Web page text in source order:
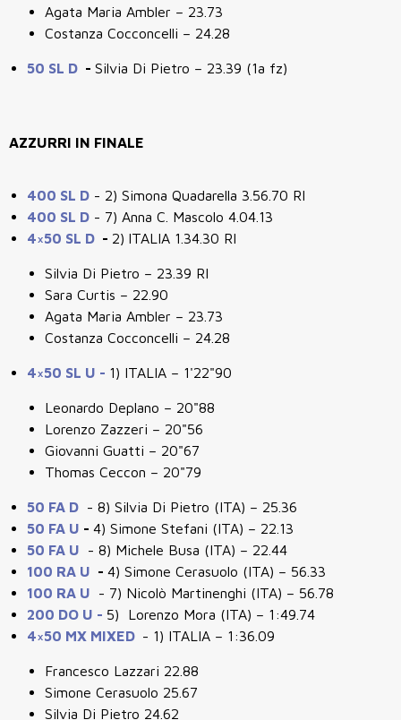
Agata Maria Ambler – 23.73
Costanza Cocconcelli – 24.28
50 SL D - Silvia Di Pietro – 23.39 (1a fz)
AZZURRI IN FINALE
400 SL D - 2) Simona Quadarella 3.56.70 RI
400 SL D - 7) Anna C. Mascolo 4.04.13
4×50 SL D - 2) ITALIA 1.34.30 RI
Silvia Di Pietro – 23.39 RI
Sara Curtis – 22.90
Agata Maria Ambler – 23.73
Costanza Cocconcelli – 24.28
4×50 SL U - 1) ITALIA – 1'22"90
Leonardo Deplano – 20"88
Lorenzo Zazzeri – 20"56
Giovanni Guatti – 20"67
Thomas Ceccon – 20"79
50 FA D - 8) Silvia Di Pietro (ITA) – 25.36
50 FA U - 4) Simone Stefani (ITA) – 22.13
50 FA U
- 8) Michele Busa (ITA) – 22.44
100 RA U - 4) Simone Cerasuolo (ITA) – 56.33
100 RA U
- 7) Nicolò Martinenghi (ITA) – 56.78
200 DO U - 5) Lorenzo Mora (ITA) – 1:49.74
4×50 MX MIXED - 1) ITALIA – 1:36.09
Francesco Lazzari 22.88
Simone Cerasuolo 25.67
Silvia Di Pietro 24.62